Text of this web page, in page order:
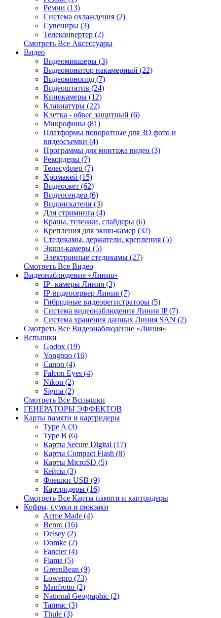
Ремни (13)
Система охлаждения (2)
Сувениры (3)
Телеконвертер (2)
Смотреть Все Аксессуары
Видео
Видеомикшеры (3)
Видеомонитор накамерный (22)
Видеомонопод (7)
Видеоштатив (24)
Кинокамеры (12)
Клавиатуры (22)
Клетка - обвес защитный (6)
Микрофоны (81)
Платформы поворотные для 3D фото и
видеосъемки (4)
Программы для монтажа видео (3)
Рекордеры (7)
Телесуфлер (7)
Хромакей (15)
Видеосвет (62)
Видеосендер (6)
Видоискатели (3)
Для стриминга (4)
Краны, тележки, слайдеры (6)
Крепления для экшн-камер (32)
Стедикамы, держатели, крепления (5)
Экшн-камеры (5)
Электронные стедикамы (27)
Смотреть Все Видео
Видеонаблюдение «Линия»
IP- камеры Линия (3)
IP-видеосервер Линия (7)
Гибридные видеорегистраторы (5)
Система видеонаблюдения Линия IP (7)
Система хранения данных Линия SAN (2)
Смотреть Все Видеонаблюдение «Линия»
Вспышки
Godox (19)
Yongnuo (16)
Canon (4)
Falcon Eyes (4)
Nikon (2)
Sigma (2)
Смотреть Все Вспышки
ГЕНЕРАТОРЫ ЭФФЕКТОВ
Карты памяти и картридеры
Type A (3)
Type B (6)
Карты Secure Digital (17)
Карты Compact Flash (8)
Карты MicroSD (5)
Кейсы (3)
Флешки USB (9)
Картридеры (16)
Смотреть Все Карты памяти и картридеры
Кофры, сумки и рюкзаки
Acme Made (4)
Benro (16)
Delsey (2)
Domke (2)
Fancier (4)
Flama (5)
GreenBean (9)
Lowepro (73)
Manfrotto (2)
National Geographic (2)
Tamrac (3)
Thule (3)